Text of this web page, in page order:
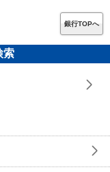
銀行TOPへ
索